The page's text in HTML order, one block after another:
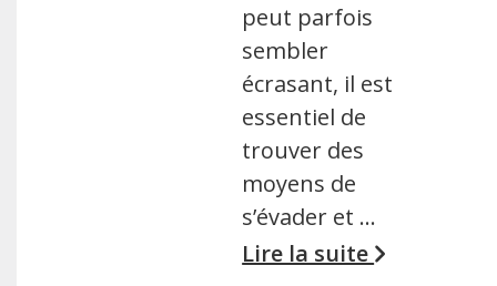
peut parfois
sembler
écrasant, il est
essentiel de
trouver des
moyens de
s’évader et …
Lire la suite